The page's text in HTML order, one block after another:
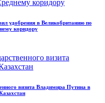
удобрения в Великобританию по
коридору
визита Владимира Путина в